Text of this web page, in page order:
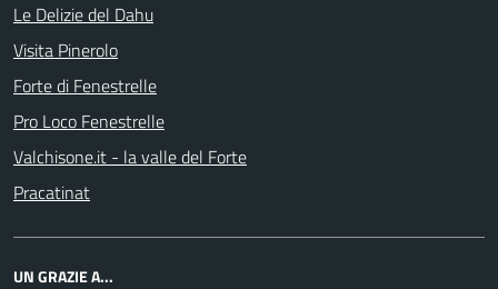
Le Delizie del Dahu
Visita Pinerolo
Forte di Fenestrelle
Pro Loco Fenestrelle
Valchisone.it - la valle del Forte
Pracatinat
UN GRAZIE A...